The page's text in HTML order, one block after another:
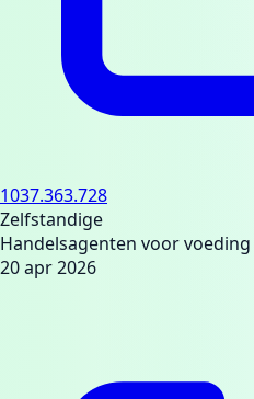
1037.363.728
Zelfstandige
Handelsagenten voor voeding
20 apr 2026